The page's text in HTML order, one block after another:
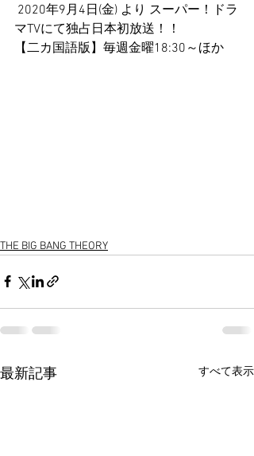
マTVにて独占日本初放送！！
【二カ国語版】毎週金曜18:30～ほか
THE BIG BANG THEORY
最新記事 すべて表示